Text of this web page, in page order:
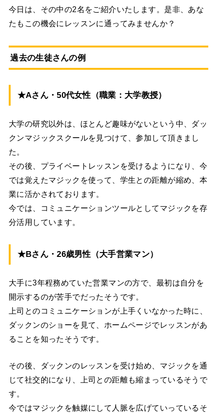
今日は、その中の2名をご紹介いたします。是非、あな
たもこの機会にレッスンに通ってみませんか？
過去の生徒さんの例
★Aさん・50代女性（職業：大学教授）
大学の研究以外は、ほとんど趣味がないという中、ダッ
クンマジックスクールを見つけて、参加して頂きまし
た。
その後、プライベートレッスンを受けるようになり、今
では覚えたマジックを使って、学生との距離が縮め、本
業に活かされております。
今では、コミュニケーションツールとしてマジックを存
分活用しています。
★Bさん・26歳男性（大手営業マン）
大手に3年程務めていた営業マンの方で、最初は自分を
開示するのが苦手でだったそうです。
上司とのコミュニケーションが上手くいなかった時に、
ダックンのショーを見て、ホームページでレッスンがあ
ることを知ったそうです。
その後、ダックンのレッスンを受け始め、マジックを通
じて社交的になり、上司との距離も縮まっているそうで
す。
今ではマジックを触媒にして人脈を広げていっているそ